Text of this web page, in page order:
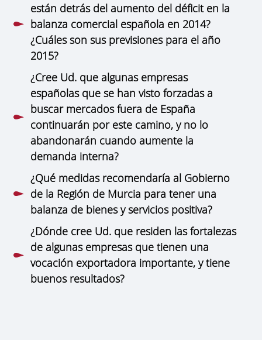
están detrás del aumento del déficit en la
balanza comercial española en 2014?
¿Cuáles son sus previsiones para el año
2015?
¿Cree Ud. que algunas empresas
españolas que se han visto forzadas a
buscar mercados fuera de España
continuarán por este camino, y no lo
abandonarán cuando aumente la
demanda interna?
¿Qué medidas recomendaría al Gobierno
de la Región de Murcia para tener una
balanza de bienes y servicios positiva?
¿Dónde cree Ud. que residen las fortalezas
de algunas empresas que tienen una
vocación exportadora importante, y tiene
buenos resultados?